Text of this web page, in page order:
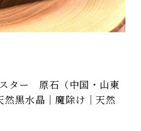
ー 原石（中国・山東
黒水晶｜魔除け｜天然